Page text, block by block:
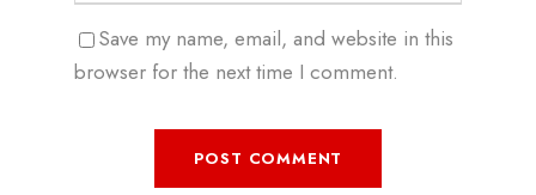
Save my name, email, and website in this
browser for the next time I comment.